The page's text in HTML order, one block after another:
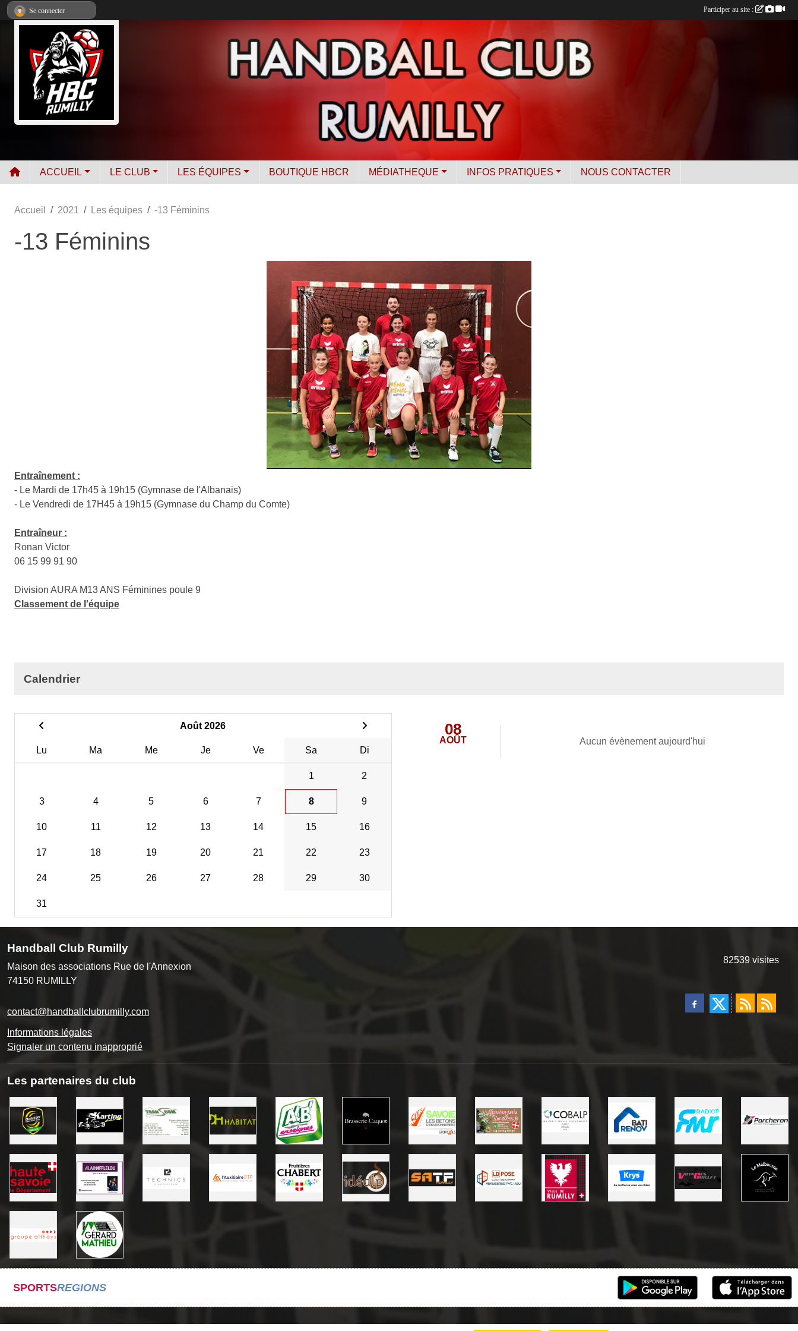
ACCUEIL LE CLUB LES ÉQUIPES BOUTIQUE HBCR MÉDIATHEQUE INFOS PRATIQUES NOUS CONTACTER
Accueil 2021 Les équipes -13 Féminins
-13 Féminins
Entraînement :
- Le Mardi de 17h45 à 19h15 (Gymnase de l'Albanais)
- Le Vendredi de 17H45 à 19h15 (Gymnase du Champ du Comte)
Entraîneur :
Ronan Victor
06 15 99 91 90
Division AURA M13 ANS Féminines poule 9
Classement de l'équipe
Calendrier
Août 2026
Lu Ma Me Je Ve Sa Di
1 2
3 4 5 6 7 8 9
10 11 12 13 14 15 16
17 18 19 20 21 22 23
24 25 26 27 28 29 30
31
08
AOÛT Aucun évènement aujourd'hui
Handball Club Rumilly
Maison des associations Rue de l'Annexion
74150 RUMILLY
contact@handballclubrumilly.com
Informations légales
Signaler un contenu inapproprié
82539 visites
Les partenaires du club
SPORTSREGIONS
Se connecter Participer au site :
Panneau de gestion des cookies